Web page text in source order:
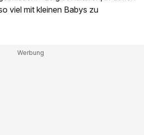
viel mit kleinen Babys zu